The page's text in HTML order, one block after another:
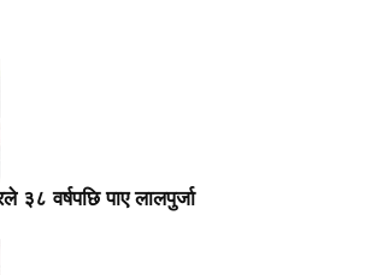
३८ वर्षपछि पाए लालपुर्जा